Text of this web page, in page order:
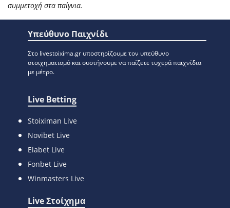
συμμετοχή στα παίγνια.
Υπεύθυνο Παιχνίδι
Στο livestoixima.gr υποστηρίζουμε τον υπεύθυνο
στοιχηματισμό και συστήνουμε να παίζετε τυχερά παιχνίδια
με μέτρο.
Live Betting
Stoiximan Live
Novibet Live
Elabet Live
Fonbet Live
Winmasters Live
Live Στοίχημα